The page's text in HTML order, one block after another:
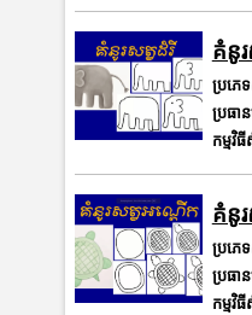
គំនូរ
ប្រភេ
ប្រធា
កម្មវិ
គំនូ
ប្រភេ
ប្រធា
កម្មវិ